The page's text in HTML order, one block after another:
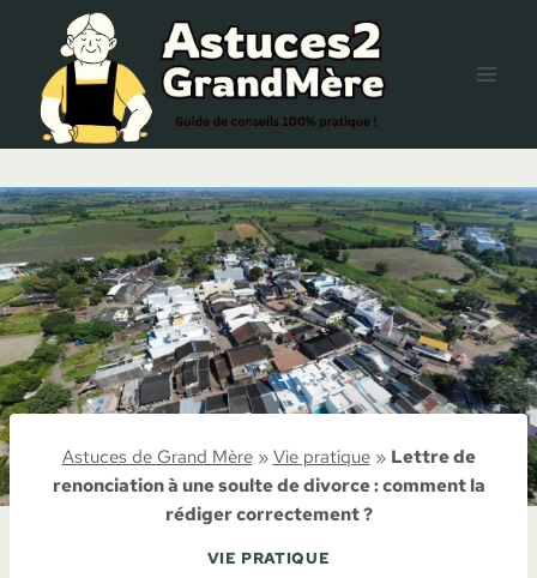
contenu
Astuces de Grand Mère»Vie pratique» Lettre de
renonciation à une soulte de divorce : comment la
rédiger correctement ?
VIE PRATIQUE